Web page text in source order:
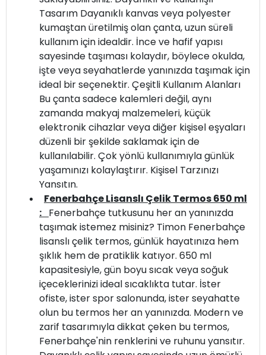
Tasarım Dayanıklı kanvas veya polyester
kumaştan üretilmiş olan çanta, uzun süreli
kullanım için idealdir. İnce ve hafif yapısı
sayesinde taşıması kolaydır, böylece okulda,
işte veya seyahatlerde yanınızda taşımak için
ideal bir seçenektir. Çeşitli Kullanım Alanları
Bu çanta sadece kalemleri değil, aynı
zamanda makyaj malzemeleri, küçük
elektronik cihazlar veya diğer kişisel eşyaları
düzenli bir şekilde saklamak için de
kullanılabilir. Çok yönlü kullanımıyla günlük
yaşamınızı kolaylaştırır. Kişisel Tarzınızı
Yansıtın.
Fenerbahçe Lisanslı Çelik Termos 650 ml
: Fenerbahçe tutkusunu her an yanınızda
taşımak istemez misiniz? Timon Fenerbahçe
lisanslı çelik termos, günlük hayatınıza hem
şıklık hem de pratiklik katıyor. 650 ml
kapasitesiyle, gün boyu sıcak veya soğuk
içeceklerinizi ideal sıcaklıkta tutar. İster
ofiste, ister spor salonunda, ister seyahatte
olun bu termos her an yanınızda. Modern ve
zarif tasarımıyla dikkat çeken bu termos,
Fenerbahçe'nin renklerini ve ruhunu yansıtır.